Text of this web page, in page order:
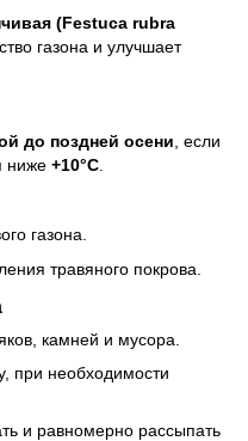
(Festuca rubra
газона и улучшает
до поздней осени , если
ниже +10°C
газона.
травяного покрова.
камней и мусора.
при необходимости
и равномерно рассыпать